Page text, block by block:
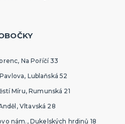
Na Poříčí 33
Lublaňská 52
Míru, Rumunská 21
Vltavská 28
nám., Dukelských hrdinů 18